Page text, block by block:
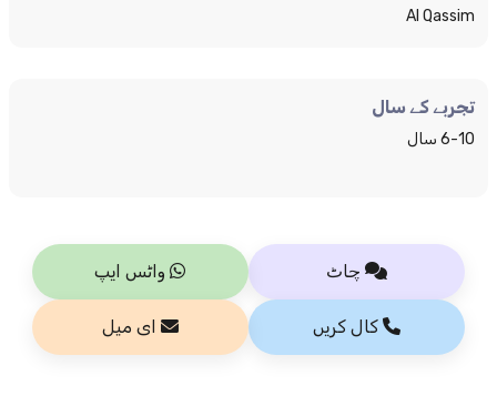
Al Qassim
تجربے کے سال
6-10 سال
چاٹ واٹس ایپ
کال کریں ای میل